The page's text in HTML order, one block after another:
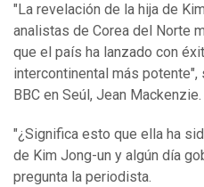
"La revelación de la hija de
analistas de Corea del Norte
que el país ha lanzado con
intercontinental más
BBC en Seúl, Jean Mackenzie.
"¿Significa esto que ella ha
de Kim Jong-un y algún día
pregunta la periodista.